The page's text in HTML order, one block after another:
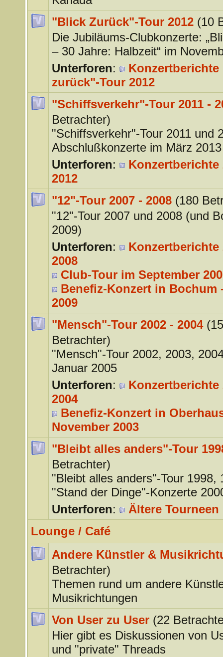
"Blick Zurück"-Tour 2012 (10
Die Jubiläums-Clubkonzerte:
– 30 Jahre: Halbzeit“ im
Unterforen:
zurück"-Tour 2012
"Schiffsverkehr"-Tour 2011 -
Betrachter)
"Schiffsverkehr"-Tour 2011 und
Abschlußkonzerte im März 2013
Unterforen:
Konzertberichte
2012
"12"-Tour 2007 - 2008 (180
"12"-Tour 2007 und 2008 (und
2009)
Unterforen:
Konzertberichte
2008
Club-Tour im September
Benefiz-Konzert in Bochum
2009
"Mensch"-Tour 2002 - 2004 (15
Betrachter)
"Mensch"-Tour 2002, 2003,
Januar 2005
Unterforen:
Konzertberichte
2004
Benefiz-Konzert in
November 2003
"Bleibt alles anders"-Tour
Betrachter)
"Bleibt alles anders"-Tour 1998,
"Stand der Dinge"-Konzerte
Unterforen:
Ältere Tourneen
Lounge / Café
Andere Künstler &
Betrachter)
Themen rund um andere
Musikrichtungen
Von User zu User (22
Hier gibt es Diskussionen von
und "private" Threads